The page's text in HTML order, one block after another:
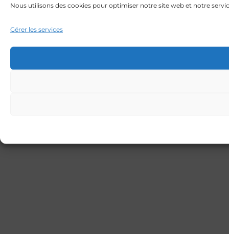
Nous utilisons des cookies pour optimiser notre site web et notre
Gérer les services